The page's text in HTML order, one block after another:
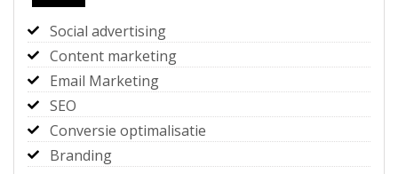
Social advertising
Content marketing
Email Marketing
SEO
Conversie optimalisatie
Branding